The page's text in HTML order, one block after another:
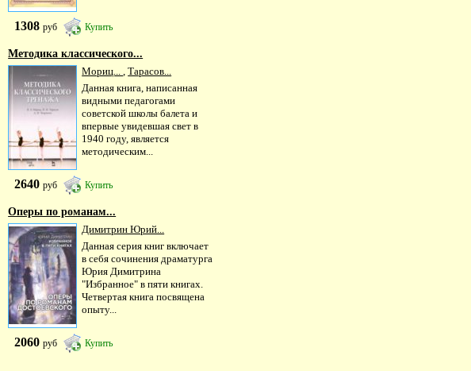
1308руб Купить
Методика классического...
Мориц...,Тарасов...
Данная книга, написанная
видными педагогами
советской школы балета и
впервые увидевшая свет в
1940 году, является
методическим...
2640руб Купить
Оперы по романам...
Димитрин Юрий...
Данная серия книг включает
в себя сочинения драматурга
Юрия Димитрина
"Избранное" в пяти книгах.
Четвертая книга посвящена
опыту...
2060руб Купить